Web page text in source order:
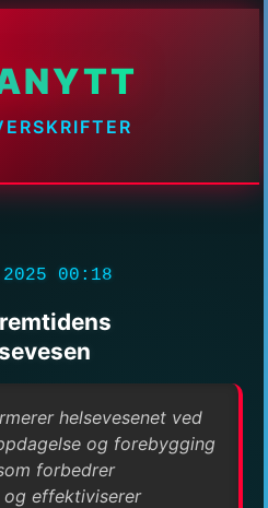
00:18
helsevesenet ved
og forebygging
forbedrer
og effektiviserer